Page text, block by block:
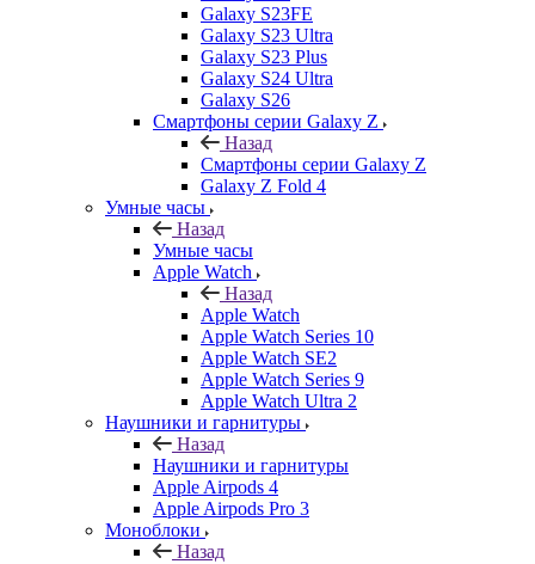
Galaxy S23FE
Galaxy S23 Ultra
Galaxy S23 Plus
Galaxy S24 Ultra
Galaxy S26
Смартфоны серии Galaxy Z
Назад
Смартфоны серии Galaxy Z
Galaxy Z Fold 4
Умные часы
Назад
Умные часы
Apple Watch
Назад
Apple Watch
Apple Watch Series 10
Apple Watch SE2
Apple Watch Series 9
Apple Watch Ultra 2
Наушники и гарнитуры
Назад
Наушники и гарнитуры
Apple Airpods 4
Apple Airpods Pro 3
Моноблоки
Назад